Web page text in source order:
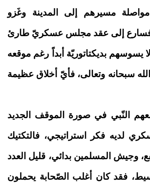
مسيرهم إلى المدينة وغَزو
فسارع إلى عقد مجلس عسكريّ طارئ
يسوسهم بديكتاتوريّة أبداً رغم موقعه
سبحانه وتعالى، فأيّ أخلاق عظيمة
النّبي في صورة الموقف الجديد
لديه فكر استراتيجي، فالتكتيك
وجيش المسلمين بدائي، قليل العدد
فقد كان أغلب الصّحابة يحملون